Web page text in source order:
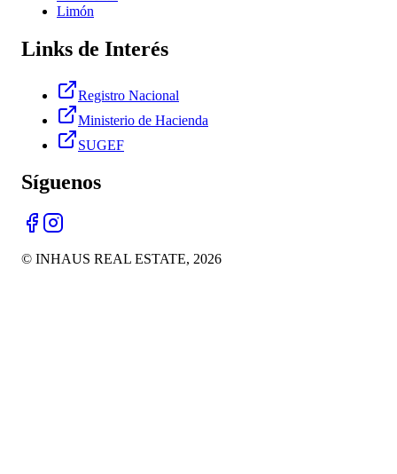
Limón
Links de Interés
Registro Nacional
Ministerio de Hacienda
SUGEF
Síguenos
© INHAUS REAL ESTATE, 2026